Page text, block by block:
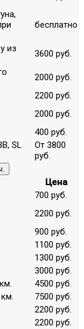
бесплатно
из
3600 руб.
2000 руб.
2200 руб.
2000 руб.
400 руб.
SL
От 3800
руб.
Цена
700 руб.
2200 руб.
900 руб.
1100 руб.
1300 руб.
3000 руб.
4500 руб.
7500 руб.
2200 руб.
2200 руб.